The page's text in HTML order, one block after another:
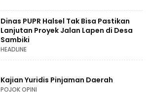
Dinas PUPR Halsel Tak Bisa Pastikan
Lanjutan Proyek Jalan Lapen di Desa
Sambiki
HEADLINE
Kajian Yuridis Pinjaman Daerah
POJOK OPINI